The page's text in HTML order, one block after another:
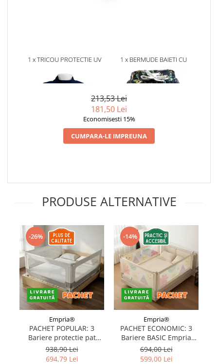
1 x TRICOU PROTECTIE UV
UPF50+, NAVY JUNGLE,
DIVERSE MARIMI
106,76
1 x BERMUDE BAIETI CU
PROTECTIE UV, PROTECTIE
SOLARA UPF50+, NAVY
JUNGLE, MARIMEA 4
106,76
213,53 Lei
181,50 Lei
Economisesti 15%
CUMPARA-LE IMPREUNA
PRODUSE ALTERNATIVE
-26%
Empria®
PACHET POPULAR: 3
Bariere protectie pat
copii, SELECT, 160x200
cm
938,90 Lei
694,79 Lei
-14%
Empria®
PACHET ECONOMIC: 3
Bariere BASIC Empria
protectie pat 160X200 cm
+ bara stabilizatoare
694,00 Lei
599,00 Lei